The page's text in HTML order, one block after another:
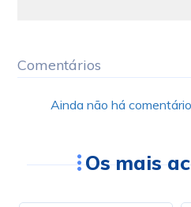
Comentários
Ainda não há
Os mais